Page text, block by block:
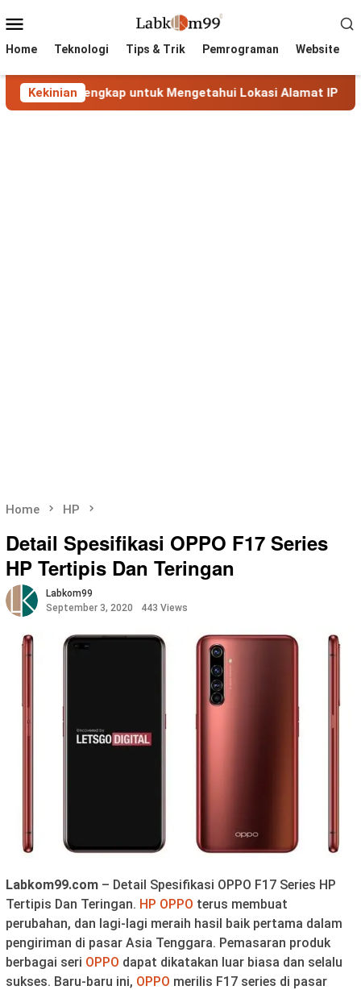
to
Menu
Home Teknologi Tips & Trik Pemrograman Website
Kekinian
Lengkap untuk Mengetahui Lokasi Alamat IP
Home HP
Detail Spesifikasi OPPO F17 Series
HP Tertipis Dan Teringan
Labkom99
September 3, 2020
443 Views
Labkom99.com – Detail Spesifikasi OPPO F17 Series HP
Tertipis Dan Teringan. HP OPPO terus membuat
perubahan, dan lagi-lagi meraih hasil baik pertama dalam
pengiriman di pasar Asia Tenggara. Pemasaran produk
berbagai seri OPPO dapat dikatakan luar biasa dan selalu
sukses. Baru-baru ini, OPPO merilis F17 series di pasar